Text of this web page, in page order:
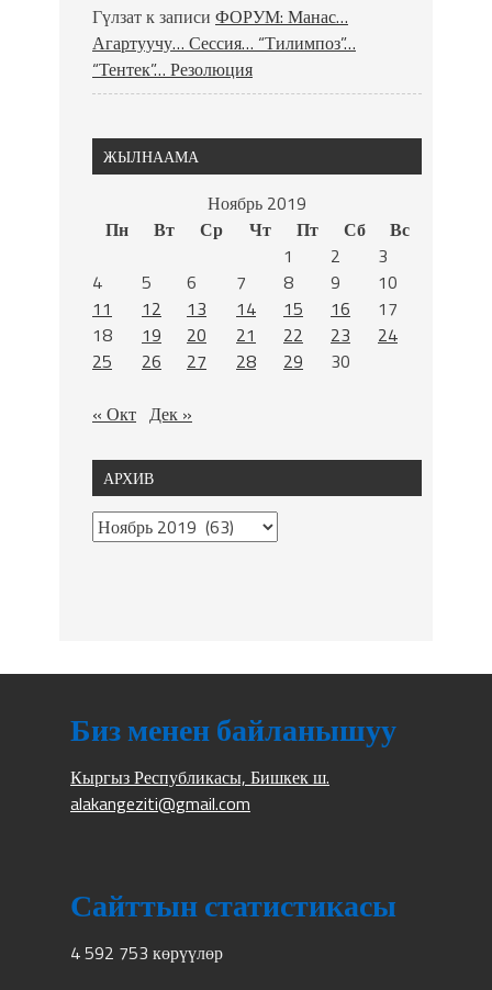
Гүлзатк записи ФОРУМ: Манас…
Агартуучу… Сессия… “Тилимпоз”…
“Тентек”… Резолюция
ЖЫЛНААМА
Ноябрь 2019
Пн
Вт Ср Чт Пт Сб
Вс
1
2
3
4
5 6 7 8 9
10
11
12 13 14 15 16
17
18
19 20 21 22 23
24
25
26 27 28 29
30
« Окт Дек »
АРХИВ
Биз менен байланышуу
Кыргыз Республикасы, Бишкек ш.
alakangeziti@gmail.com
Сайттын статистикасы
4 592 753 көрүүлөр